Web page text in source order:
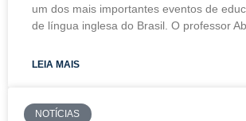
um dos mais importantes eventos de
de língua inglesa do Brasil. O professor
LEIA MAIS
NOTÍCIAS